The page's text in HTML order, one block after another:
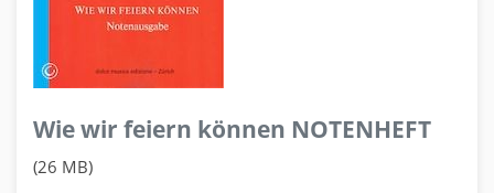
Wie wir feiern können NOTENHEFT
(26 MB)